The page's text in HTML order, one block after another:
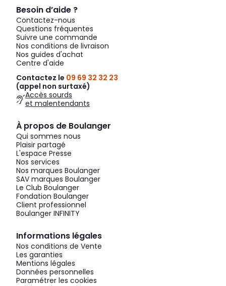
Besoin d’aide ?
Contactez-nous
Questions fréquentes
Suivre une commande
Nos conditions de livraison
Nos guides d'achat
Centre d'aide
Contactez le 09 69 32 32 23
(appel non surtaxé)
Accès sourds
et malentendants
À propos de Boulanger
Qui sommes nous
Plaisir partagé
L'espace Presse
Nos services
Nos marques Boulanger
SAV marques Boulanger
Le Club Boulanger
Fondation Boulanger
Client professionnel
Boulanger INFINITY
Informations légales
Nos conditions de Vente
Les garanties
Mentions légales
Données personnelles
Paramétrer les cookies